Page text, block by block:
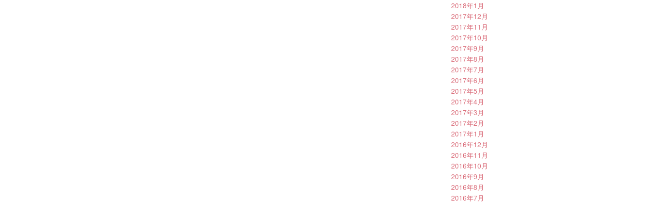
2018年1月
2017年12月
2017年11月
2017年10月
2017年9月
2017年8月
2017年7月
2017年6月
2017年5月
2017年4月
2017年3月
2017年2月
2017年1月
2016年12月
2016年11月
2016年10月
2016年9月
2016年8月
2016年7月